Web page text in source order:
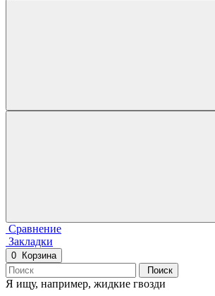
Сравнение
Закладки
0
Корзина
Поиск
Я ищу, например, жидкие гвозди